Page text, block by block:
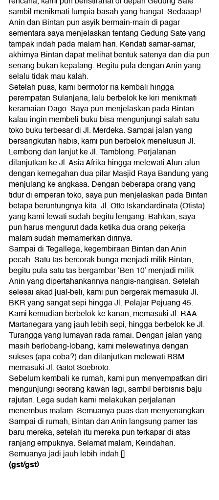
sambil menikmati lumpia basah yang hangat. Sedaaap!
Anin dan Bintan pun asyik bermain-main di pagar
sementara saya menjelaskan tentang Gedung Sate yang
tampak indah pada malam hari. Kendati samar-samar,
akhirnya Bintan dapat melihat bentuk satenya dan dia pun
senang bukan kepalang. Begitu pula dengan Anin yang
selalu tidak mau kalah.
Setelah puas, kami bermotor ria kembali hingga
perempatan Sulanjana, lalu berbelok ke kiri menikmati
keramaian Dago. Saya pun menjelaskan pada Bintan
kalau ingin membeli buku bisa mengunjungi salah satu
toko buku terbesar di Jl. Merdeka. Sampai jalan yang
bersangkutan habis, kami pun berbelok menelusuri Jl.
Lembong dan lanjut ke Jl. Tamblong. Perjalanan
dilanjutkan ke Jl. Asia Afrika hingga melewati Alun-alun
dengan kemegahan dua pilar Masjid Raya Bandung yang
menjulang ke angkasa. Dengan beberapa orang yang
tidur di emperan toko, saya pun menjelaskan pada Bintan
betapa beruntungnya kita. Jl. Otto Iskandardinata (Otista)
yang kami lewati sudah begitu lengang. Bahkan, saya
pun harus mengurut dada ketika dua orang pekerja
malam sudah memamerkan dirinya.
Sampai di Tegallega, kegembiraan Bintan dan Anin
pecah. Satu tas bercorak bunga menjadi milik Bintan,
begitu pula satu tas bergambar ‘Ben 10’ menjadi milik
Anin yang dipertahankannya nangis-nangisan. Setelah
selesai akad jual-beli, kami pun bergerak memasuki Jl.
BKR yang sangat sepi hingga Jl. Pelajar Pejuang 45.
Kami kemudian berbelok ke kanan, memasuki Jl. RAA
Martanegara yang jauh lebih sepi, hingga berbelok ke Jl.
Turangga yang lumayan rada ramai. Dengan jalan yang
masih berlobang-lobang, kami melewatinya dengan
sukses (apa coba?) dan dilanjutkan melewati BSM
memasuki Jl. Gatot Soebroto.
Sebelum kembali ke rumah, kami pun menyempatkan diri
mengunjungi seorang kawan lagi, sambil berbisnis baju
rajutan. Lega sudah kami melakukan perjalanan
menembus malam. Semuanya puas dan menyenangkan.
Sampai di rumah, Bintan dan Anin langsung pamer tas
baru mereka, setelah itu mereka pun terkapar di atas
ranjang empuknya. Selamat malam, Keindahan.
Semuanya jadi jauh lebih indah.[]
(gst/gst)